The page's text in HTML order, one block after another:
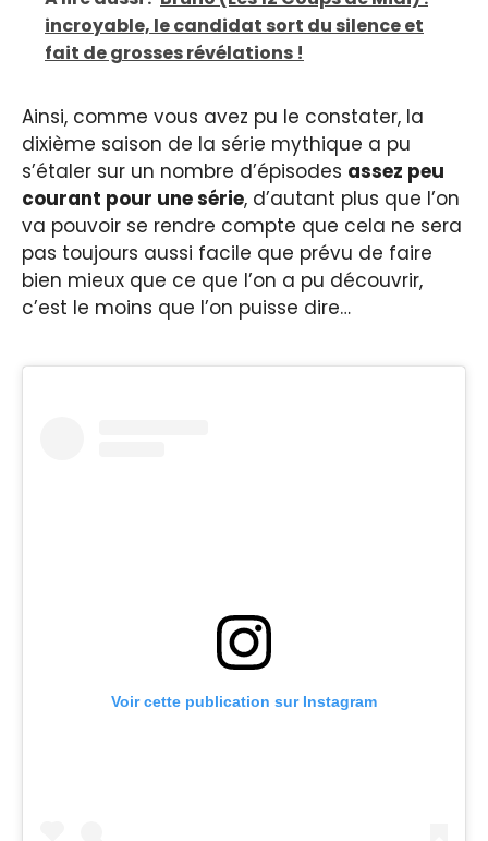
incroyable, le candidat sort du silence et
fait de grosses révélations !
Ainsi, comme vous avez pu le constater, la
dixième saison de la série mythique a pu
s’étaler sur un nombre d’épisodes assez peu
courant pour une série, d’autant plus que l’on
va pouvoir se rendre compte que cela ne sera
pas toujours aussi facile que prévu de faire
bien mieux que ce que l’on a pu découvrir,
c’est le moins que l’on puisse dire…
Voir cette publication sur Instagram